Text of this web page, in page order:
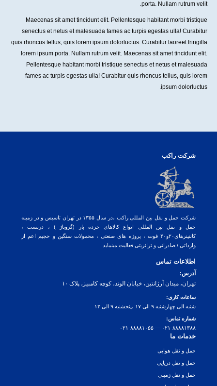
porta. Nullam rutrum velit.
Maecenas sit amet tincidunt elit. Pellentesque habitant morbi tristique
senectus et netus et malesuada fames ac turpis egestas ulla! Curabitur
quis rhoncus tellus, quis lorem ipsum dolorluctus. Curabitur laoreet fringilla
lorem ipsum porta. Nullam rutrum velit. Maecenas sit amet tincidunt elit.
Pellentesque habitant morbi tristique senectus et netus et malesuada
fames ac turpis egestas ulla! Curabitur quis rhoncus tellus, quis lorem
ipsum dolorluctus.
شرکت راکب
شرکت حمل و نقل بین المللی راکب ،در سال ۱۳۵۵ در تهران تاسیس و در زمینه
حمل و نقل بین المللی انواع کالاهای خرده بار (گروپاژ ) ، دربست ،
کانتینرهای۲۰و۴۰ فوت ، پروژه های صنعتی ، محمولات سنگین و حجیم اعم از
وارداتی / صادراتی و ترانزیتی فعالیت مینماید
اطلاعات تماس
آدرس:
تهران، میدان آرژانتین، خیابان الوند، کوچه کامبیز، پلاک ۱۰
ساعات کاری:
شنبه الی چهارشنبه ۹ الی ۱۷ ،پنجشنبه ۹ الی ۱۳
شماره تماس:
۰۲۱-۸۸۸۸۱۳۸۸ — ۰۲۱-۸۸۸۸۱۰۵۵
خدمات ما
حمل و نقل هوایی
حمل و نقل دریایی
حمل و نقل زمینی